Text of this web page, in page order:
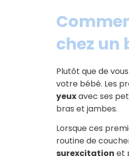
chez un
Plutôt que de
votre bébé. Les
yeuxavec ses
bras et jambes.
Lorsque ces
routine de
surexcitation et